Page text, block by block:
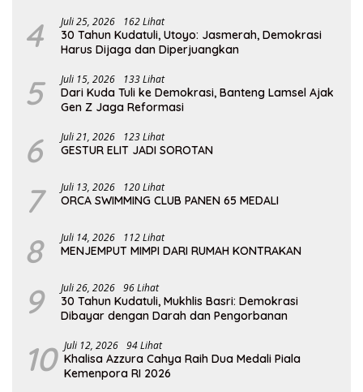
4 Juli 25, 2026 162 Lihat
30 Tahun Kudatuli, Utoyo: Jasmerah, Demokrasi
Harus Dijaga dan Diperjuangkan
5 Juli 15, 2026 133 Lihat
Dari Kuda Tuli ke Demokrasi, Banteng Lamsel Ajak
Gen Z Jaga Reformasi
6 Juli 21, 2026 123 Lihat
GESTUR ELIT JADI SOROTAN
7 Juli 13, 2026 120 Lihat
ORCA SWIMMING CLUB PANEN 65 MEDALI
8 Juli 14, 2026 112 Lihat
MENJEMPUT MIMPI DARI RUMAH KONTRAKAN
9 Juli 26, 2026 96 Lihat
30 Tahun Kudatuli, Mukhlis Basri: Demokrasi
Dibayar dengan Darah dan Pengorbanan
10 Juli 12, 2026 94 Lihat
Khalisa Azzura Cahya Raih Dua Medali Piala
Kemenpora RI 2026